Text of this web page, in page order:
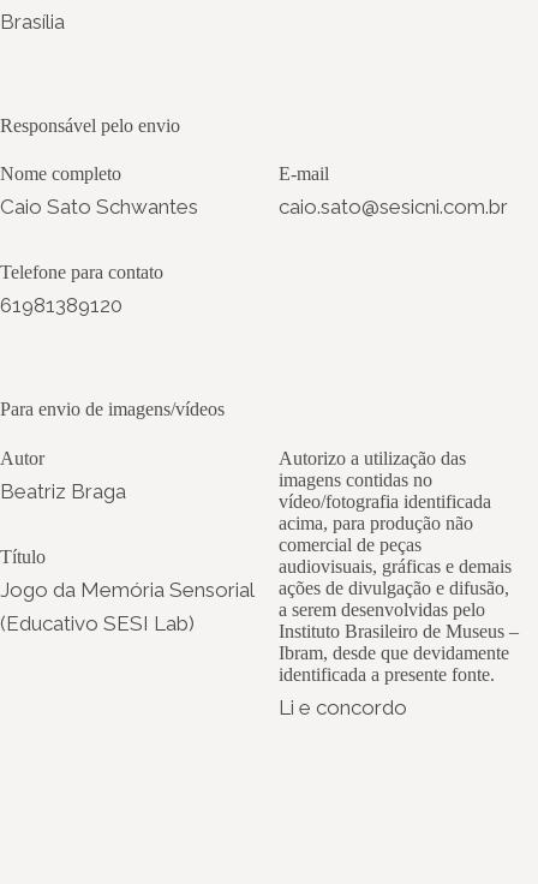
Brasília
Responsável pelo envio
Nome completo
Caio Sato Schwantes
Telefone para contato
61981389120
E-mail
caio.sato@sesicni.com.br
Para envio de imagens/vídeos
Autor
Beatriz Braga
Título
Jogo da Memória Sensorial
(Educativo SESI Lab)
Autorizo a utilização das
imagens contidas no
vídeo/fotografia identificada
acima, para produção não
comercial de peças
audiovisuais, gráficas e demais
ações de divulgação e difusão,
a serem desenvolvidas pelo
Instituto Brasileiro de Museus –
Ibram, desde que devidamente
identificada a presente fonte.
Li e concordo